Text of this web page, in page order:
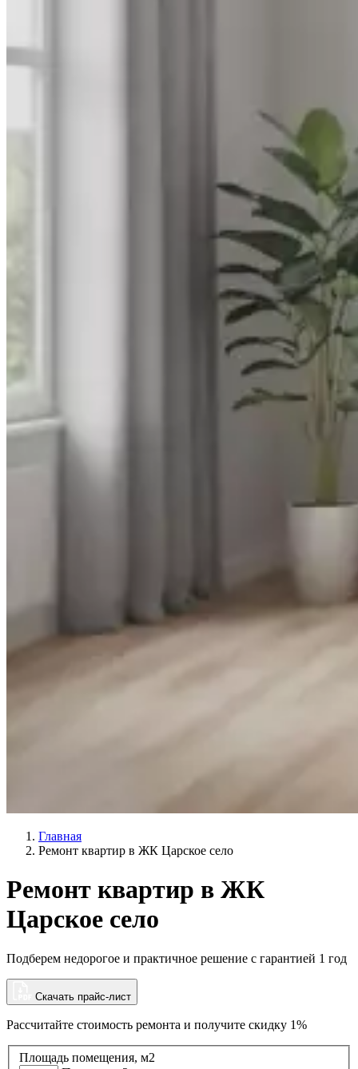
Главная
Ремонт квартир в ЖК Царское село
Ремонт квартир в ЖК
Царское село
Подберем недорогое и практичное решение с гарантией 1 год
Скачать прайс-лист
Рассчитайте стоимость ремонта и получите скидку 1%
Площадь помещения, м2